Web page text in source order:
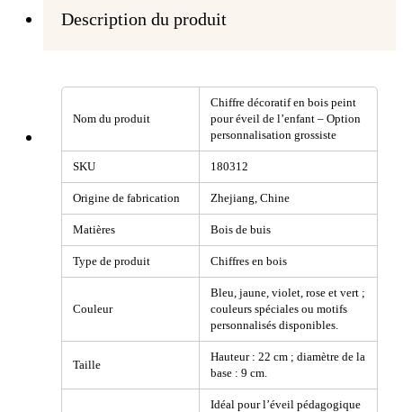
Description du produit
Nom du produit
Chiffre décoratif en bois peint
pour éveil de l’enfant – Option
personnalisation grossiste
SKU 180312
Origine de fabrication Zhejiang, Chine
Matières Bois de buis
Type de produit Chiffres en bois
Couleur
Bleu, jaune, violet, rose et vert ;
couleurs spéciales ou motifs
personnalisés disponibles.
Taille
Hauteur : 22 cm ; diamètre de la
base : 9 cm.
Idéal pour l’éveil pédagogique